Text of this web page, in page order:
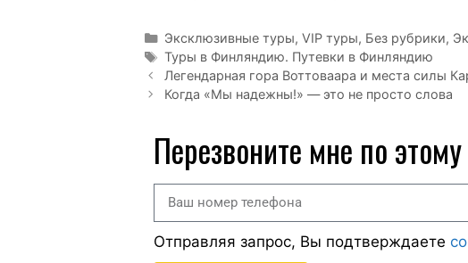
Эксклюзивные туры, VIP туры, Без рубрики,
Туры в Финляндию. Путевки в Финляндию
Легендарная гора Воттоваара и места силы
Когда «Мы надежны!» — это не просто слова
Перезвоните мне по
Отправляя запрос, Вы подтверждаете